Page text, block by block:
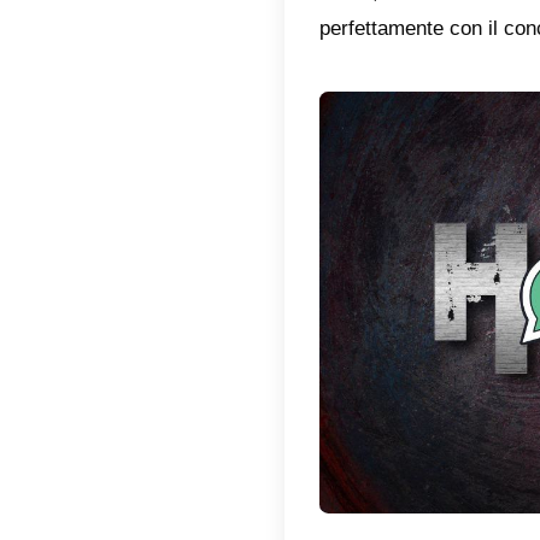
prima
questo
in
In
in
paesi